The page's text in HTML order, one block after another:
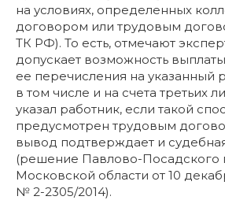
на условиях, определенных
договором или трудовым
ТК РФ). То есть, отмечают
допускает возможность
ее перечисления на указанный
в том числе и на счета третьих
указал работник, если такой
предусмотрен трудовым
вывод подтверждает и
(решение Павлово-Посадского
Московской области от 10
№ 2-2305/2014).